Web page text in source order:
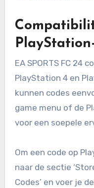
EA SPORTS FC 24
PlayStation 4 en
kunnen codes
game menu of de
voor een soepele
Om een code op
naar de sectie
Codes’ en voer je